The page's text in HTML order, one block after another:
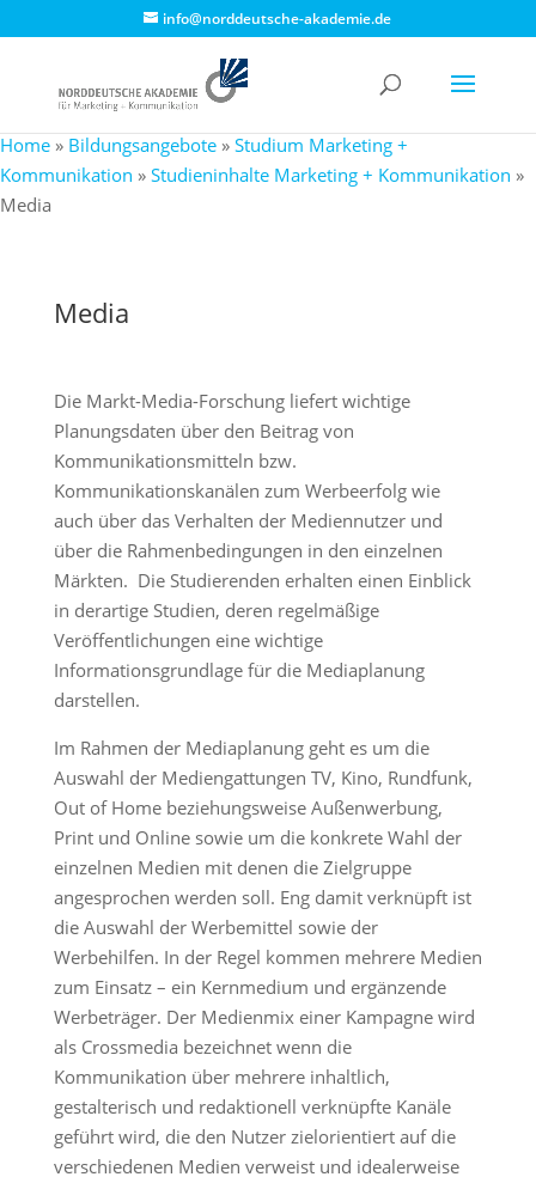
info@norddeutsche-akademie.de
Home » Bildungsangebote » Studium Marketing +
Kommunikation » Studieninhalte Marketing + Kommunikation »
Media
Media
Die Markt-Media-Forschung liefert wichtige
Planungsdaten über den Beitrag von
Kommunikationsmitteln bzw.
Kommunikationskanälen zum Werbeerfolg wie
auch über das Verhalten der Mediennutzer und
über die Rahmenbedingungen in den einzelnen
Märkten. Die Studierenden erhalten einen Einblick
in derartige Studien, deren regelmäßige
Veröffentlichungen eine wichtige
Informationsgrundlage für die Mediaplanung
darstellen.
Im Rahmen der Mediaplanung geht es um die
Auswahl der Mediengattungen TV, Kino, Rundfunk,
Out of Home beziehungsweise Außenwerbung,
Print und Online sowie um die konkrete Wahl der
einzelnen Medien mit denen die Zielgruppe
angesprochen werden soll. Eng damit verknüpft ist
die Auswahl der Werbemittel sowie der
Werbehilfen. In der Regel kommen mehrere Medien
zum Einsatz – ein Kernmedium und ergänzende
Werbeträger. Der Medienmix einer Kampagne wird
als Crossmedia bezeichnet wenn die
Kommunikation über mehrere inhaltlich,
gestalterisch und redaktionell verknüpfte Kanäle
geführt wird, die den Nutzer zielorientiert auf die
verschiedenen Medien verweist und idealerweise